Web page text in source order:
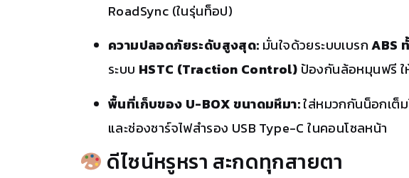
RoadSync (ในรุ่นท็อป)
ความปลอดภัยระดับสูงสุด: มั่นใจด้วยระบบเบรกABS
ระบบ HSTC (Traction Control) ป้องกันล้อหมุนฟรี
พื้นที่เก็บของ U-BOX ขนาดมหึมา:ใส่หมวกกันน็อกเต็
และช่องชาร์จไฟสำรอง USB Type-C ในคอนโซลหน้า
ดีไซน์หรูหรา สะกดทุกสายตา